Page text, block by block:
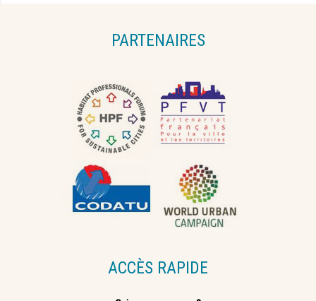
PARTENAIRES
ACCÈS RAPIDE